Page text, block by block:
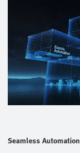
Seamless Automation